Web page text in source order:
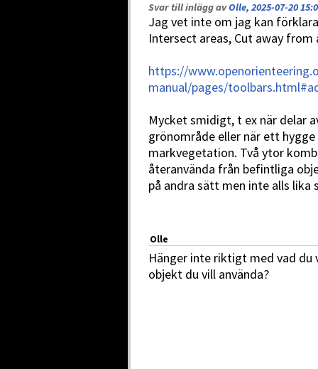
Svar till inlägg avOlle, 2025-07-20
Jag vet inte om jag kan
Intersect areas, Cut away from
https://
manual/pages/
Mycket smidigt, t ex när delar
grönområde eller när ett
markvegetation. Två ytor
återanvända från befintliga
på andra sätt men inte alls lika
Olle
Hänger inte riktigt med vad du
objekt du vill använda?